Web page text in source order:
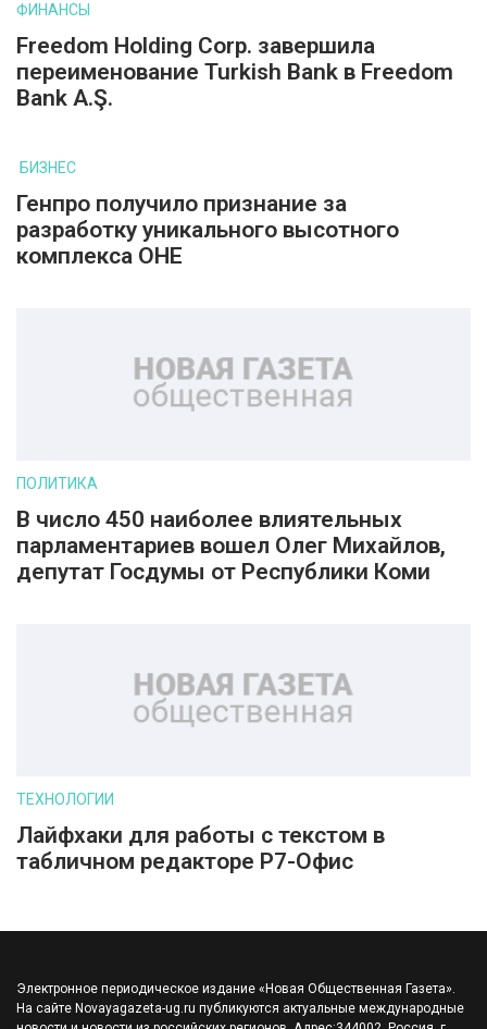
ФИНАНСЫ
Freedom Holding Corp. завершила
переименование Turkish Bank в Freedom
Bank A.Ş.
БИЗНЕС
Генпро получило признание за
разработку уникального высотного
комплекса ОНЕ
ПОЛИТИКА
В число 450 наиболее влиятельных
парламентариев вошел Олег Михайлов,
депутат Госдумы от Республики Коми
ТЕХНОЛОГИИ
Лайфхаки для работы с текстом в
табличном редакторе Р7-Офис
Электронное периодическое издание «Новая Общественная Газета».
На сайте Novayagazeta-ug.ru публикуются актуальные международные